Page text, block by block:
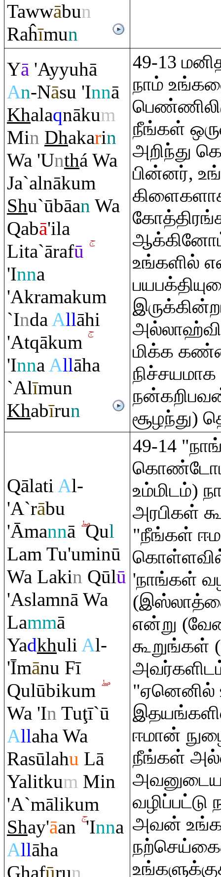
Tawwābun
Raĥīmun
Yā 'Ayyuhā
An-Nāsu 'Innā
Khalaqnākum
Min Dhakarin
Wa 'Unthá Wa
Ja`alnākum
Shu`ūbāan Wa
Qabā'ila
Lita`ārafū
'Inna
'Akramakum
`IndaAllāhi
'Atqākum
'InnaAllāha
`Alīmun
Khabīrun
49-13
நாம்
நீங்கள்
அறிந்து
பின்னர்,
உங்களில்
மிக்க
சூழந்து)
Qālati Al-
'A`rābu
'Āmannā Qul
Lam Tu'uminū
Wa Lakin Qūlū
'Aslamnā Wa
Lammā
Yadkhuli Al-
'Īmānu Fī
Qulūbikum
Wa 'In Tuţī`ū
Allaha Wa
Rasūlahu Lā
Yalitkum Min
'A`mālikum
Shay'āan 'Inna
Allāha
Ghafūrun
49-14
கொண்டோம்"
உம்மிடம்)
அரபிகள்
"நீங்கள்
'நாங்கள்
என்று
கூறுங்கள்
"ஏனெனில்
ஈமான்
நீங்கள்
அவனுடைய
வழிப்பட்டு
அவன்